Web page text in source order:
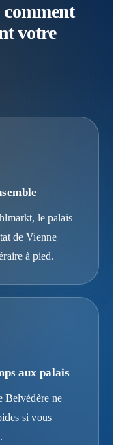
comment
votre
le palais
de Vienne
à pied.
aux palais
Belvédère ne
si vous